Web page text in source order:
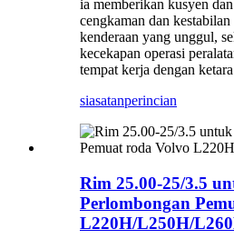
ia memberikan kusyen
cengkaman dan
kenderaan yang unggul,
kecekapan operasi
tempat kerja dengan
siasatanperincian
Rim 25.00-25/3.5
Perlombongan
L220H/L250H/